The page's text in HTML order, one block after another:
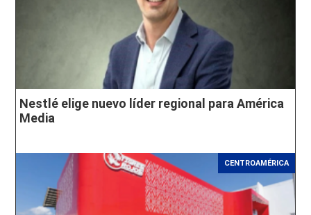
Nestlé elige nuevo líder regional para América
Media
CENTROAMÉRICA